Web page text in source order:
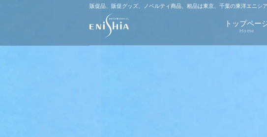
販促品、販促グッズ、ノベルティ商品、粗品は東京、千葉の東洋エニシア
トップペー
Home